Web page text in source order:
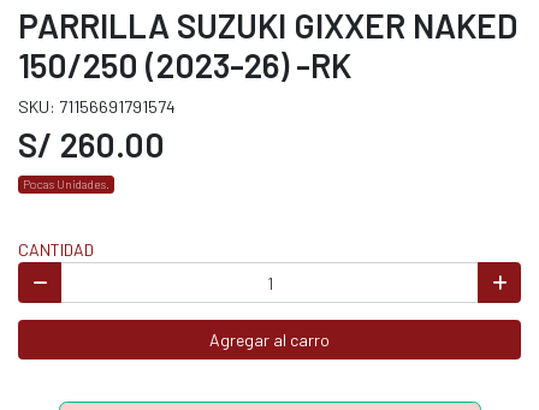
PARRILLA SUZUKI GIXXER NAKED
150/250 (2023-26) -RK
SKU: 71156691791574
S/ 260.00
Pocas Unidades.
CANTIDAD
Agregar al carro